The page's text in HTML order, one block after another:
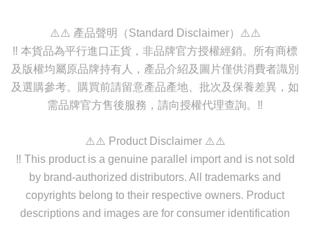
⚠️⚠️ 產品聲明（Standard Disclaimer）⚠️⚠️
‼️ 本貨品為平行進口正貨，非品牌官方授權經銷。所有商標
及版權均屬原品牌持有人，產品介紹及圖片僅供消費者識別
及選購參考。購買前請留意產品產地、批次及保養差異，如
需品牌官方售後服務，請向授權代理查詢。‼️
⚠️⚠️ Product Disclaimer ⚠️⚠️
‼️ This product is a genuine parallel import and is not sold
by brand-authorized distributors. All trademarks and
copyrights belong to their respective owners. Product
descriptions and images are for consumer identification